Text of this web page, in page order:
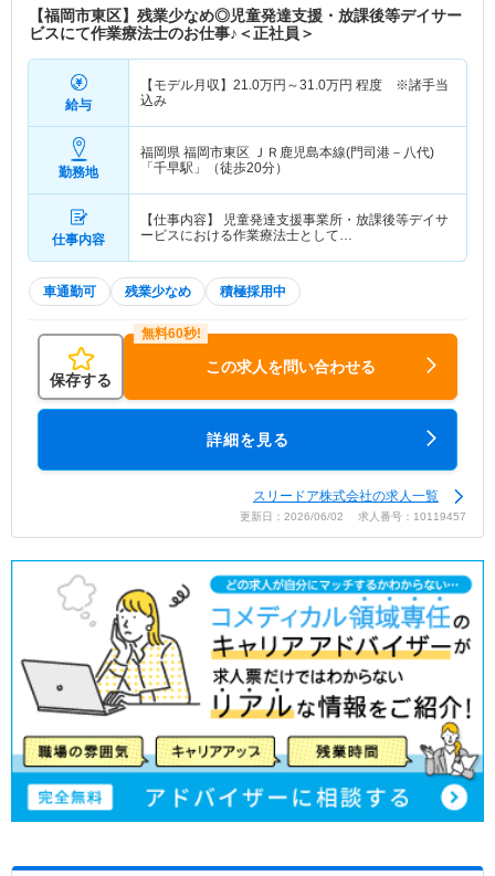
【福岡市東区】残業少なめ◎児童発達支援・放課後等デイサー
ビスにて作業療法士のお仕事♪＜正社員＞
給与
【モデル月収】 21.0万円～31.0万円 程度 ※諸手当
込み
勤務地
福岡県 福岡市東区
ＪＲ鹿児島本線(門司港－八代)
「千早駅」（徒歩20分）
仕事内容
【仕事内容】 児童発達支援事業所・放課後等デイサ
ービスにおける作業療法士として…
車通勤可 残業少なめ 積極採用中
保存する
この求人を問い合わせる
詳細を見る
スリードア株式会社の求人一覧
更新日：2026/06/02 求人番号：10119457